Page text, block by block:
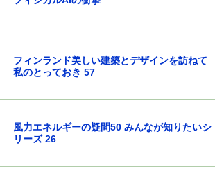
フィンランド美しい建築とデザインを訪ねて
私のとっておき 57
風力エネルギーの疑問50 みんなが知りたいシ
リーズ 26